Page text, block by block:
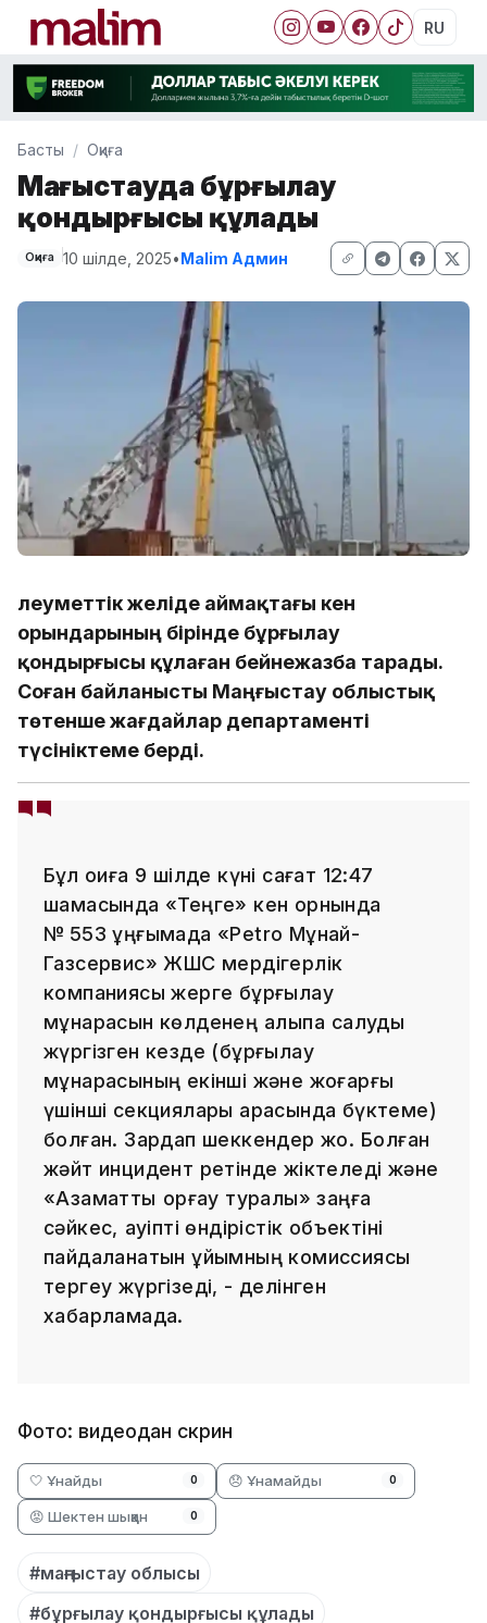
RU
Басты Оқиға
Маңғыстауда бұрғылау
қондырғысы құлады
Оқиға 10 шілде, 2025•Malim Админ
Әлеуметтік желіде аймақтағы кен
орындарының бірінде бұрғылау
қондырғысы құлаған бейнежазба тарады.
Соған байланысты Маңғыстау облыстық
төтенше жағдайлар департаменті
түсініктеме берді.
Бұл оқиға 9 шілде күні сағат 12:47
шамасында «Теңге» кен орнында
№ 553 ұңғымада «Petro Мұнай-
Газсервис» ЖШС мердігерлік
компаниясы жерге бұрғылау
мұнарасын көлденең қалыпқа салуды
жүргізген кезде (бұрғылау
мұнарасының екінші және жоғарғы
үшінші секциялары арасында бүктеме)
болған. Зардап шеккендер жоқ. Болған
жәйт инцидент ретінде жіктеледі және
«Азаматтық қорғау туралы» заңға
сәйкес, қауіпті өндірістік объектіні
пайдаланатын ұйымның комиссиясы
тергеу жүргізеді, - делінген
хабарламада.
Фото: видеодан скрин
🤍 Ұнайды 0 😞 Ұнамайды 0
😡 Шектен шыққан 0
#маңғыстау облысы
#бұрғылау қондырғысы құлады